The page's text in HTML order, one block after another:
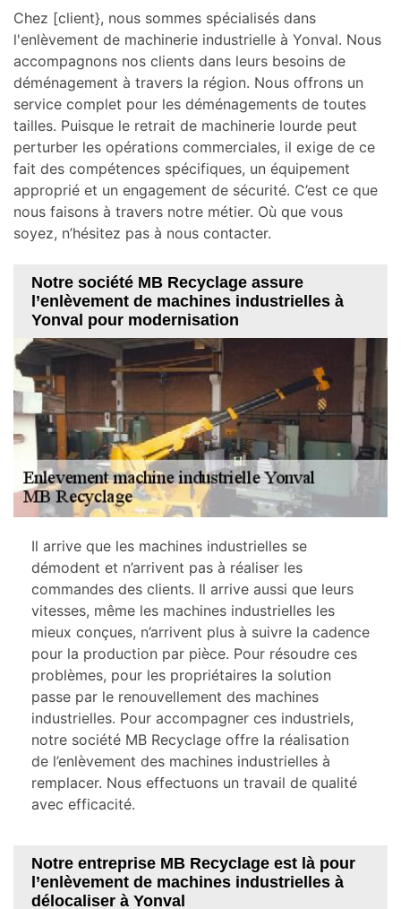
Chez [client}, nous sommes spécialisés dans
l'enlèvement de machinerie industrielle à Yonval. Nous
accompagnons nos clients dans leurs besoins de
déménagement à travers la région. Nous offrons un
service complet pour les déménagements de toutes
tailles. Puisque le retrait de machinerie lourde peut
perturber les opérations commerciales, il exige de ce
fait des compétences spécifiques, un équipement
approprié et un engagement de sécurité. C’est ce que
nous faisons à travers notre métier. Où que vous
soyez, n’hésitez pas à nous contacter.
Notre société MB Recyclage assure
l’enlèvement de machines industrielles à
Yonval pour modernisation
Il arrive que les machines industrielles se
démodent et n’arrivent pas à réaliser les
commandes des clients. Il arrive aussi que leurs
vitesses, même les machines industrielles les
mieux conçues, n’arrivent plus à suivre la cadence
pour la production par pièce. Pour résoudre ces
problèmes, pour les propriétaires la solution
passe par le renouvellement des machines
industrielles. Pour accompagner ces industriels,
notre société MB Recyclage offre la réalisation
de l’enlèvement des machines industrielles à
remplacer. Nous effectuons un travail de qualité
avec efficacité.
Notre entreprise MB Recyclage est là pour
l’enlèvement de machines industrielles à
délocaliser à Yonval